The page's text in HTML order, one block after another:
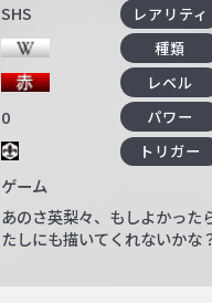
SHS レアリティ
種類
レベル
0 パワー
トリガー
ゲーム
あのさ英梨々、もしよかった
たしにも描いてくれないかな